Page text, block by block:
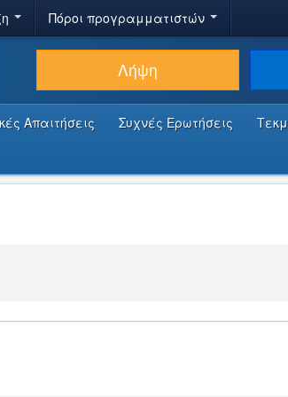
Πόροι προγραμματιστών
Λήψη
Απαιτήσεις Συχνές Ερωτήσεις